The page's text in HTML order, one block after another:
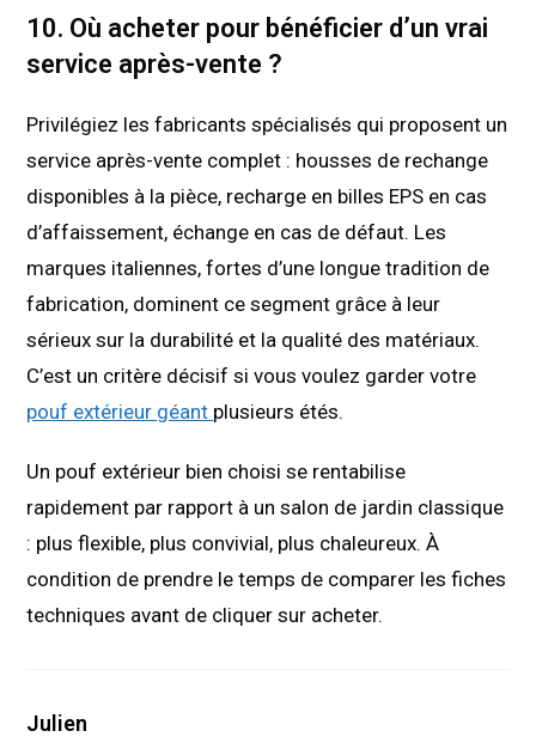
10. Où acheter pour bénéficier d’un vrai
service après-vente ?
Privilégiez les fabricants spécialisés qui proposent un
service après-vente complet : housses de rechange
disponibles à la pièce, recharge en billes EPS en cas
d’affaissement, échange en cas de défaut. Les
marques italiennes, fortes d’une longue tradition de
fabrication, dominent ce segment grâce à leur
sérieux sur la durabilité et la qualité des matériaux.
C’est un critère décisif si vous voulez garder votre
pouf extérieur géant plusieurs étés.
Un pouf extérieur bien choisi se rentabilise
rapidement par rapport à un salon de jardin classique
: plus flexible, plus convivial, plus chaleureux. À
condition de prendre le temps de comparer les fiches
techniques avant de cliquer sur acheter.
Julien